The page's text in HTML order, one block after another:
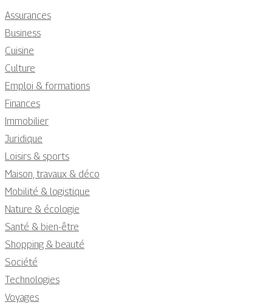
Assurances
Business
Cuisine
Culture
Emploi & formations
Finances
Immobilier
Juridique
Loisirs & sports
Maison, travaux & déco
Mobilité & logistique
Nature & écologie
Santé & bien-être
Shopping & beauté
Société
Technologies
Voyages